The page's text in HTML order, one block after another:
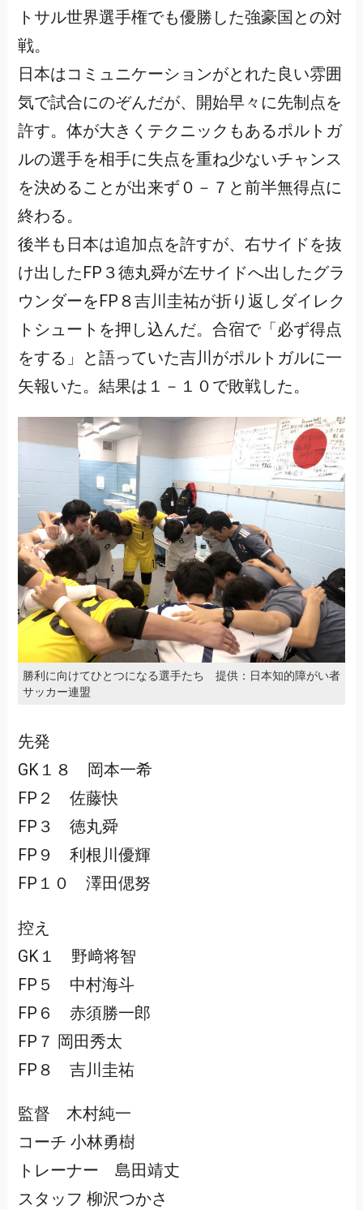
トサル世界選手権でも優勝した強豪国との対
戦。
日本はコミュニケーションがとれた良い雰囲
気で試合にのぞんだが、開始早々に先制点を
許す。体が大きくテクニックもあるポルトガ
ルの選手を相手に失点を重ね少ないチャンス
を決めることが出来ず０－７と前半無得点に
終わる。
後半も日本は追加点を許すが、右サイドを抜
け出したFP３徳丸舜が左サイドへ出したグラ
ウンダーをFP８吉川圭祐が折り返しダイレク
トシュートを押し込んだ。合宿で「必ず得点
をする」と語っていた吉川がポルトガルに一
矢報いた。結果は１－１０で敗戦した。
勝利に向けてひとつになる選手たち 提供：日本知的障がい者
サッカー連盟
先発
GK１８ 岡本一希
FP２ 佐藤快
FP３ 徳丸舜
FP９ 利根川優輝
FP１０ 澤田偲努
控え
GK１ 野﨑将智
FP５ 中村海斗
FP６ 赤須勝一郎
FP７ 岡田秀太
FP８ 吉川圭祐
監督 木村純一
コーチ 小林勇樹
トレーナー 島田靖丈
スタッフ 柳沢つかさ